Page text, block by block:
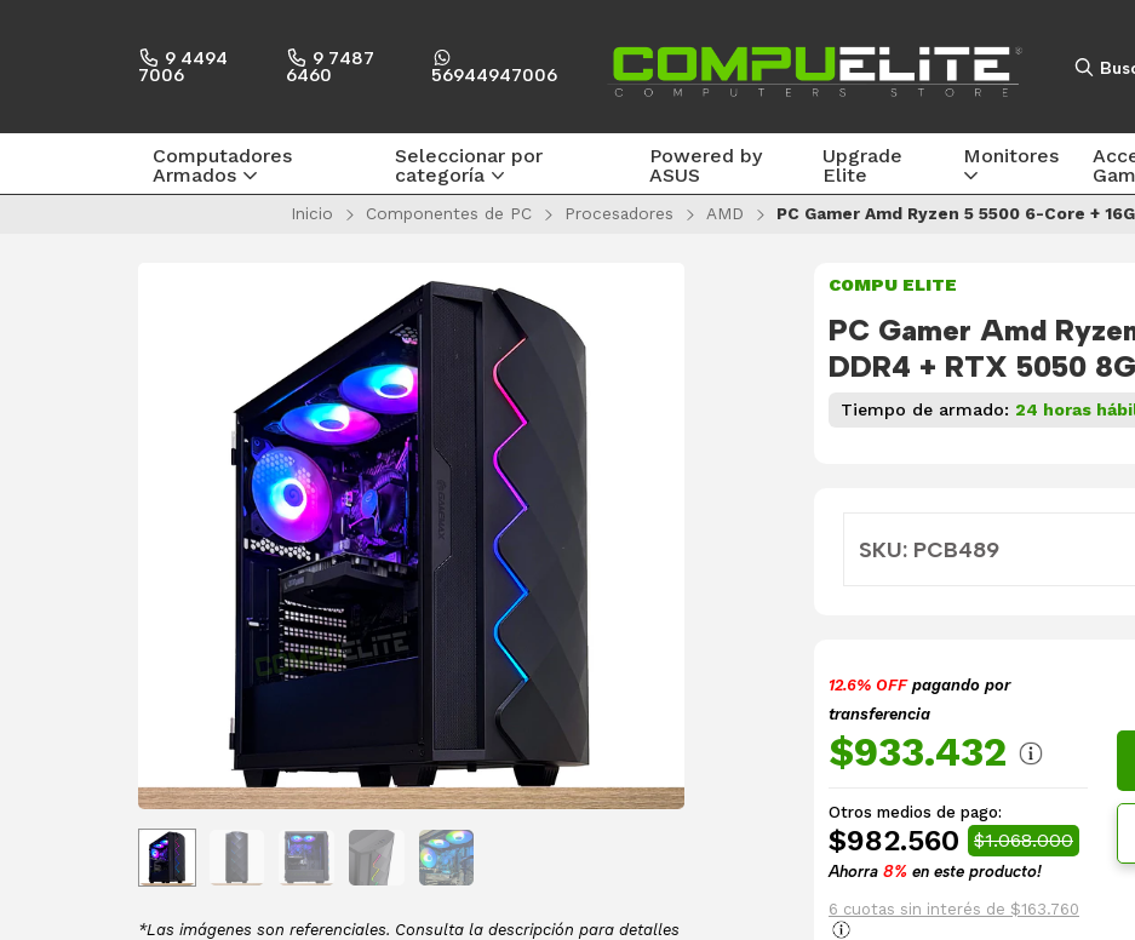
9 4494
7006
9 7487
6460 56944947006
Computadores
Armados
Seleccionar por
categoría
Powered by
ASUS
Upgrade
Elite
Monitores
Inicio Componentes de PC Procesadores AMD PC Gamer Amd Ryzen 5 5500 6-Core +
*Las imágenes son referenciales. Consulta la descripción para detalles
COMPU ELITE
PC Gamer Amd
DDR4 + RTX 5050
Tiempo de armado: 24 horas
SKU: PCB489
12.6% OFFpagando por
transferencia
$933.432
Otros medios de pago:
$982.560 $1.068.000
Ahorra 8% en este producto!
6 cuotas sin interés de $163.760